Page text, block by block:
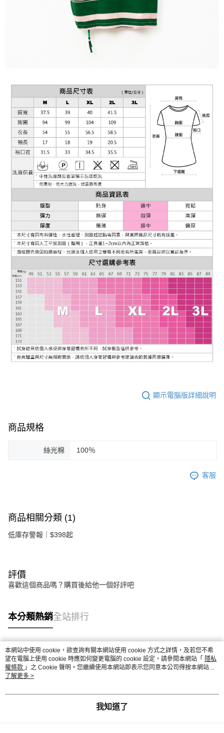
顯示電腦版詳細說明
商品規格
絲光棉 100％
客服
商品相關分類 (1)
低庫存警報｜$398起
評價
喜歡這個商品嗎？購買後給他一個好評吧
本分類熱銷全站排行
熱門標籤
本網站中使用 cookie，欲查詢有關本網站使用 cookie 方式之詳情，及若您不希
望在電腦上使用 cookie 時應如何變更電腦的 cookie 設定，請參閱本網站「 隱私
權條款 」之 Cookie 聲明。您繼續使用本網站即表示您同意本公司得按本網站使
用條款之 Cookie 聲明使用 cookie。
了解更多 >
我知道了